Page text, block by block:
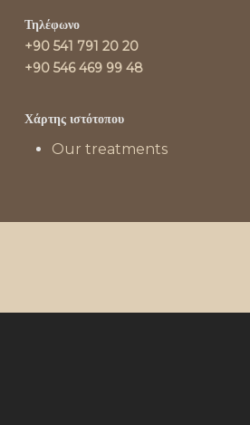
Τηλέφωνο
+90 541 791 20 20
+90 546 469 99 48
Χάρτης ιστότοπου
Our treatments